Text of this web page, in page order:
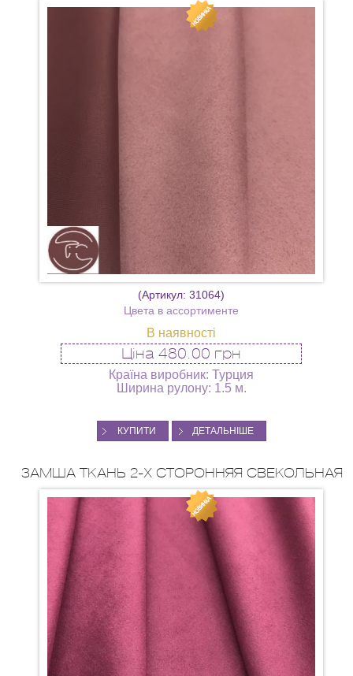
(Артикул: 31064)
Цвета в ассортименте
В наявності
Ціна 480.00 грн
Країна виробник: Турция
Ширина рулону: 1.5 м.
КУПИТИ ДЕТАЛЬНІШЕ
ЗАМША ТКАНЬ 2-Х СТОРОННЯЯ СВЕКОЛЬНАЯ